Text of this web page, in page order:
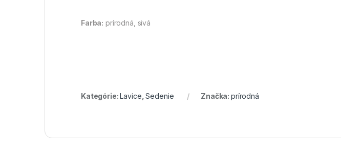
Farba: prírodná, sivá
Kategórie:Lavice,Sedenie Značka:prírodná